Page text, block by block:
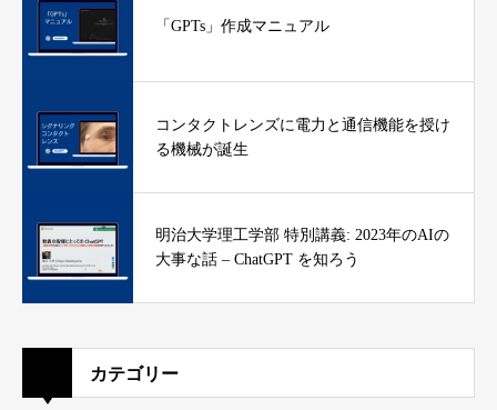
「GPTs」作成マニュアル
コンタクトレンズに電力と通信機能を授け
る機械が誕生
明治大学理工学部 特別講義: 2023年のAIの
大事な話 – ChatGPT を知ろう
カテゴリー